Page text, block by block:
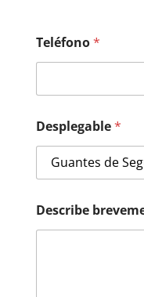
Teléfono*
Desplegable*
Describe